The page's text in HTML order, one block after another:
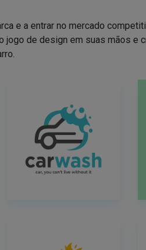
e a entrar no mercado
de design em suas mãos e